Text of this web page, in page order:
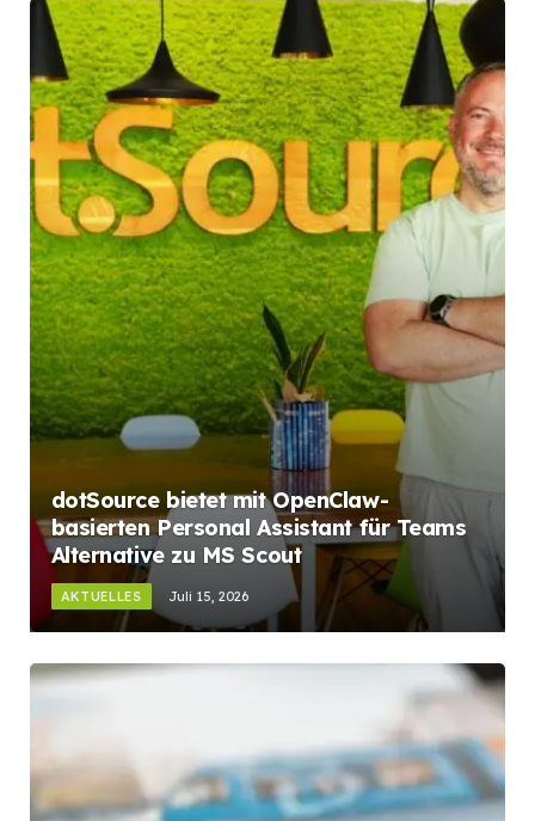
dotSource bietet mit OpenClaw-
basierten Personal Assistant für Teams
Alternative zu MS Scout
AKTUELLES Juli 15, 2026